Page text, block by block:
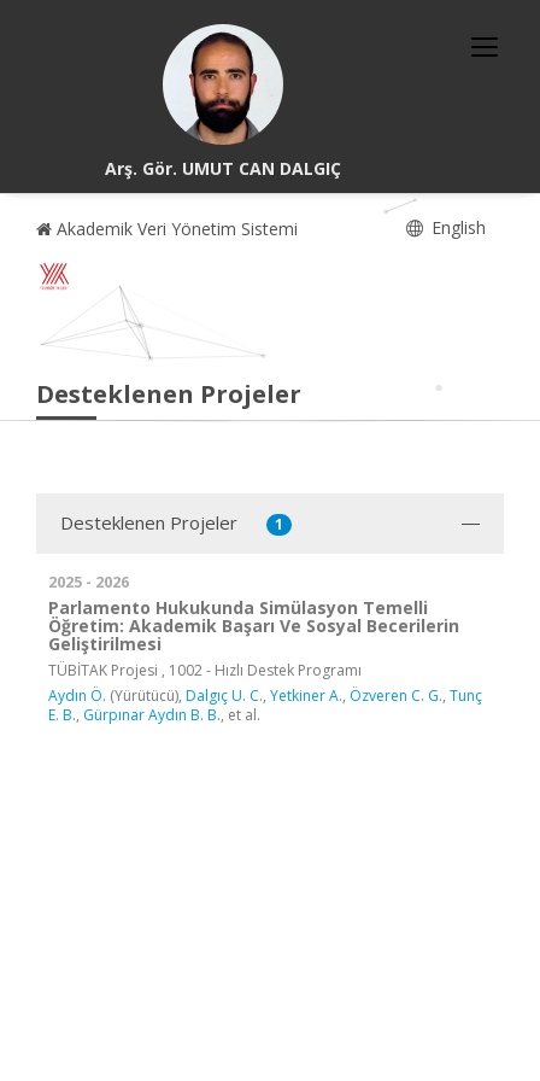
Arş. Gör. UMUT CAN DALGIÇ
Akademik Veri Yönetim Sistemi English
Desteklenen Projeler
Desteklenen Projeler 1
2025 - 2026
Parlamento Hukukunda Simülasyon Temelli
Öğretim: Akademik Başarı Ve Sosyal Becerilerin
Geliştirilmesi
TÜBİTAK Projesi , 1002 - Hızlı Destek Programı
Aydın Ö. (Yürütücü), Dalgıç U. C., Yetkiner A., Özveren C. G., Tunç
E. B., Gürpınar Aydın B. B., et al.